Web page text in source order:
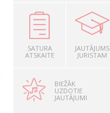
SATURA
ATSKAITE
JAUTĀJUMS
JURISTAM
BIEŽĀK
UZDOTIE
JAUTĀJUMI